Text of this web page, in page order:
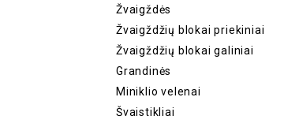
Žvaigždės
Žvaigždžių blokai priekiniai
Žvaigždžių blokai galiniai
Grandinės
Miniklio velenai
Švaistikliai